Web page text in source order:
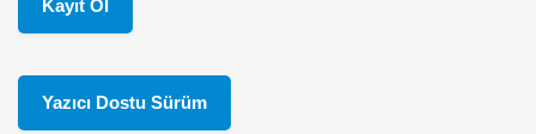
Kayıt Ol
Yazıcı Dostu Sürüm